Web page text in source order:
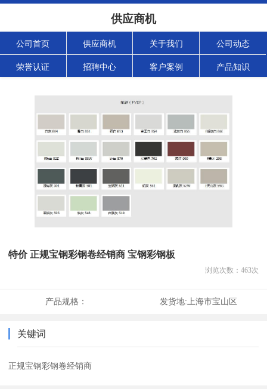
供应商机
公司首页 供应商机 关于我们 公司动态
荣誉认证 招聘中心 客户案例 产品知识
特价 正规宝钢彩钢卷经销商 宝钢彩钢板
浏览次数： 463次
产品规格： 发货地: 上海市宝山区
关键词
正规宝钢彩钢卷经销商